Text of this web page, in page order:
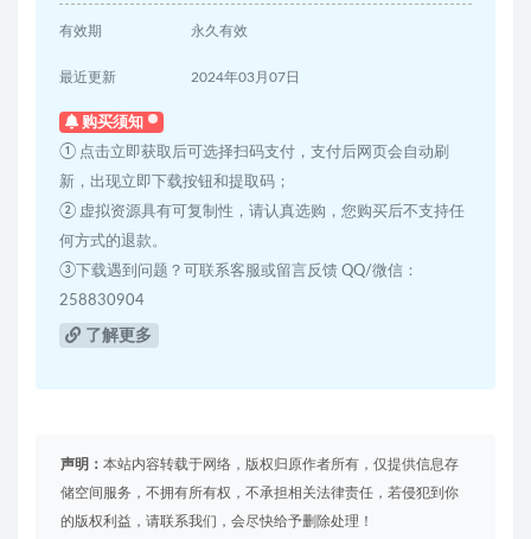
有效期 永久有效
最近更新 2024年03月07日
购买须知
① 点击立即获取后可选择扫码支付，支付后网页会自动刷
新，出现立即下载按钮和提取码；
② 虚拟资源具有可复制性，请认真选购，您购买后不支持任
何方式的退款。
③下载遇到问题？可联系客服或留言反馈 QQ/微信：
258830904
了解更多
声明： 本站内容转载于网络，版权归原作者所有，仅提供信息存
储空间服务，不拥有所有权，不承担相关法律责任，若侵犯到你
的版权利益，请联系我们，会尽快给予删除处理！